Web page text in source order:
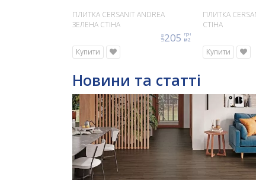
ПЛИТКА CERSANIT ANDREA
ЗЕЛЕНА СТІНА
ціна205 грн
м2
Купити
ПЛИТКА
СТІНА
Купити
Новини та статті